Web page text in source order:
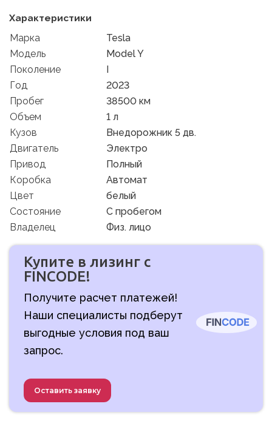
Характеристики
Марка
Tesla
Модель
Model Y
Поколение
I
Год
2023
Пробег
38500 км
Объем
1 л
Кузов
Внедорожник 5 дв.
Двигатель
Электро
Привод
Полный
Коробка
Автомат
Цвет
белый
Состояние
C пробегом
Владелец
Физ. лицо
Купите в лизинг с
FINCODE!
Получите расчет платежей!
Наши специалисты подберут
выгодные условия под ваш
запрос.
Оставить заявку